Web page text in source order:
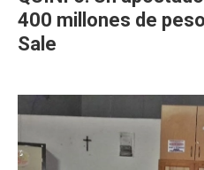
400 millones de
Sale